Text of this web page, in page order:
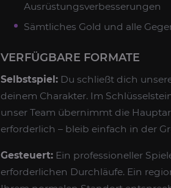
Ausrüstungsverbesserungen
Sämtliches Gold und alle
VERFÜGBARE FORMATE
Selbstspiel: Du schließt dich
deinem Charakter. Im
unser Team übernimmt die
erforderlich – bleib einfach in der
Gesteuert: Ein professioneller
erforderlichen Durchläufe. Ein